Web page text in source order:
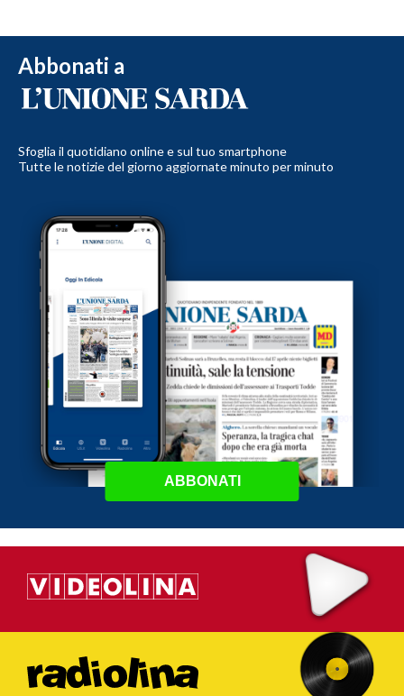
Abbonati a
Sfoglia il quotidiano online e sul tuo smartphone
Tutte le notizie del giorno aggiornate minuto per minuto
ABBONATI